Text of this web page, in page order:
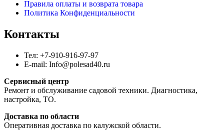
Правила оплаты и возврата товара
Политика Конфиденциальности
Контакты
Тел: +7-910-916-97-97
E-mail: Info@polesad40.ru
Сервисный центр
Ремонт и обслуживание садовой техники. Диагностика,
настройка, ТО.
Доставка по области
Оперативная доставка по калужской области.